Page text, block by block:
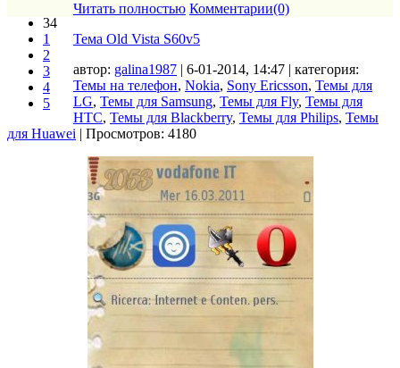
34
1
2
3
4
5
Читать полностью Комментарии(0)
Тема Old Vista S60v5
автор: galina1987 | 6-01-2014, 14:47 | категория:
Темы на телефон, Nokia, Sony Ericsson, Темы для
LG, Темы для Samsung, Темы для Fly, Темы для
HTC, Темы для Blackberry, Темы для Philips, Темы
для Huawei | Просмотров: 4180